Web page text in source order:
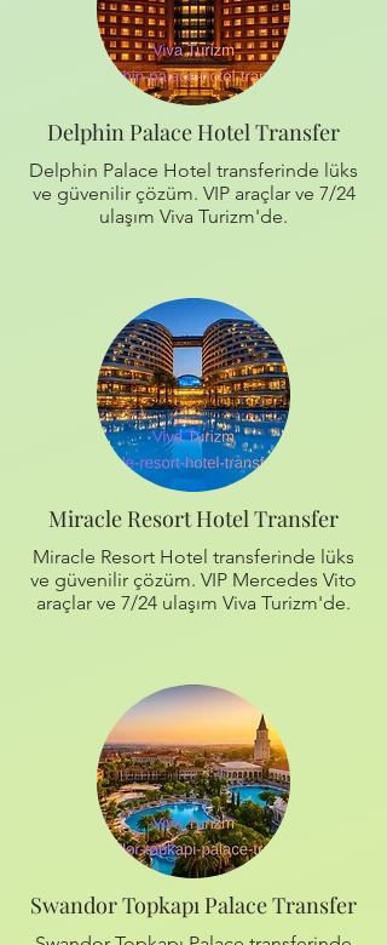
Delphin Palace Hotel Transfer
Delphin Palace Hotel transferinde lüks
ve güvenilir çözüm. VIP araçlar ve 7/24
ulaşım Viva Turizm'de.
Miracle Resort Hotel Transfer
Miracle Resort Hotel transferinde lüks
ve güvenilir çözüm. VIP Mercedes Vito
araçlar ve 7/24 ulaşım Viva Turizm'de.
Swandor Topkapı Palace Transfer